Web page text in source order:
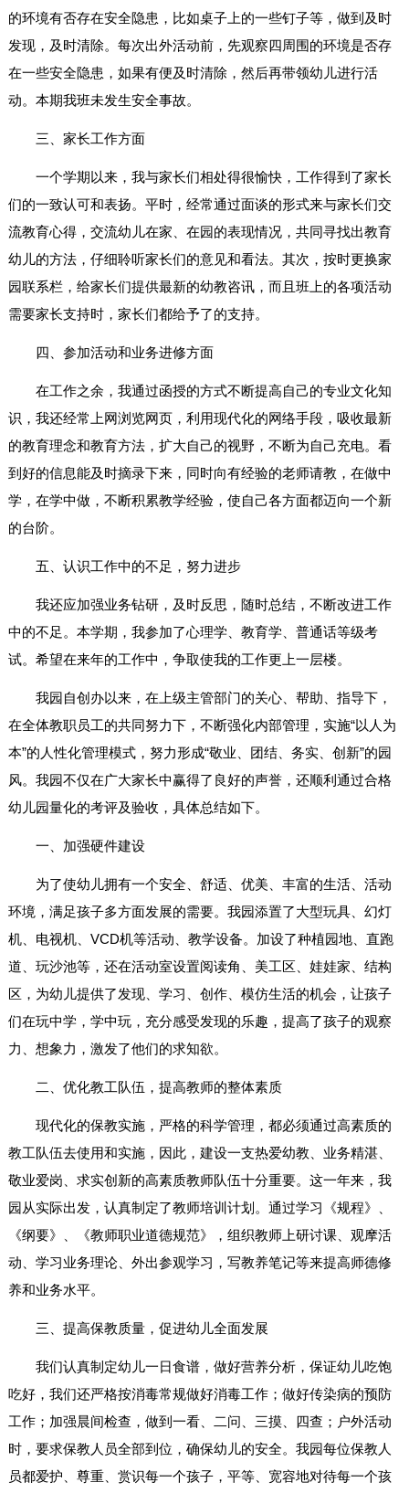
的环境有否存在安全隐患，比如桌子上的一些钉子等，做到及时
发现，及时清除。每次出外活动前，先观察四周围的环境是否存
在一些安全隐患，如果有便及时清除，然后再带领幼儿进行活
动。本期我班未发生安全事故。
三、家长工作方面
一个学期以来，我与家长们相处得很愉快，工作得到了家长
们的一致认可和表扬。平时，经常通过面谈的形式来与家长们交
流教育心得，交流幼儿在家、在园的表现情况，共同寻找出教育
幼儿的方法，仔细聆听家长们的意见和看法。其次，按时更换家
园联系栏，给家长们提供最新的幼教咨讯，而且班上的各项活动
需要家长支持时，家长们都给予了的支持。
四、参加活动和业务进修方面
在工作之余，我通过函授的方式不断提高自己的专业文化知
识，我还经常上网浏览网页，利用现代化的网络手段，吸收最新
的教育理念和教育方法，扩大自己的视野，不断为自己充电。看
到好的信息能及时摘录下来，同时向有经验的老师请教，在做中
学，在学中做，不断积累教学经验，使自己各方面都迈向一个新
的台阶。
五、认识工作中的不足，努力进步
我还应加强业务钻研，及时反思，随时总结，不断改进工作
中的不足。本学期，我参加了心理学、教育学、普通话等级考
试。希望在来年的工作中，争取使我的工作更上一层楼。
我园自创办以来，在上级主管部门的关心、帮助、指导下，
在全体教职员工的共同努力下，不断强化内部管理，实施“以人为
本”的人性化管理模式，努力形成“敬业、团结、务实、创新”的园
风。我园不仅在广大家长中赢得了良好的声誉，还顺利通过合格
幼儿园量化的考评及验收，具体总结如下。
一、加强硬件建设
为了使幼儿拥有一个安全、舒适、优美、丰富的生活、活动
环境，满足孩子多方面发展的需要。我园添置了大型玩具、幻灯
机、电视机、VCD机等活动、教学设备。加设了种植园地、直跑
道、玩沙池等，还在活动室设置阅读角、美工区、娃娃家、结构
区，为幼儿提供了发现、学习、创作、模仿生活的机会，让孩子
们在玩中学，学中玩，充分感受发现的乐趣，提高了孩子的观察
力、想象力，激发了他们的求知欲。
二、优化教工队伍，提高教师的整体素质
现代化的保教实施，严格的科学管理，都必须通过高素质的
教工队伍去使用和实施，因此，建设一支热爱幼教、业务精湛、
敬业爱岗、求实创新的高素质教师队伍十分重要。这一年来，我
园从实际出发，认真制定了教师培训计划。通过学习《规程》、
《纲要》、《教师职业道德规范》，组织教师上研讨课、观摩活
动、学习业务理论、外出参观学习，写教养笔记等来提高师德修
养和业务水平。
三、提高保教质量，促进幼儿全面发展
我们认真制定幼儿一日食谱，做好营养分析，保证幼儿吃饱
吃好，我们还严格按消毒常规做好消毒工作；做好传染病的预防
工作；加强晨间检查，做到一看、二问、三摸、四查；户外活动
时，要求保教人员全部到位，确保幼儿的安全。我园每位保教人
员都爱护、尊重、赏识每一个孩子，平等、宽容地对待每一个孩